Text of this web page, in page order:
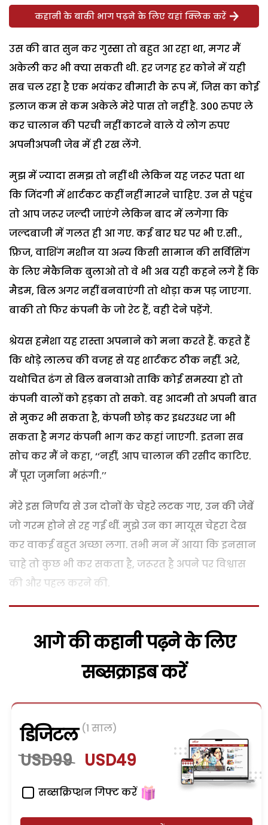
कहानी के बाकी भाग पढ़ने के लिए यहां क्लिक करें
उस की बात सुन कर गुस्सा तो बहुत आ रहा था, मगर मैं
अकेली कर भी क्या सकती थी. हर जगह हर कोने में यही
सब चल रहा है एक भयंकर बीमारी के रूप में, जिस का कोई
इलाज कम से कम अकेले मेरे पास तो नहीं है. 300 रुपए ले
कर चालान की परची नहीं काटने वाले ये लोग रुपए
अपनीअपनी जेब में ही रख लेंगे.
मुझ में ज्यादा समझ तो नहीं थी लेकिन यह जरूर पता था
कि जिंदगी में शार्टकट कहीं नहीं मारने चाहिए. उन से पहुंच
तो आप जरूर जल्दी जाएंगे लेकिन बाद में लगेगा कि
जल्दबाजी में गलत ही आ गए. कई बार घर पर भी ए.सी.,
फ्रिज, वाशिंग मशीन या अन्य किसी सामान की सर्विसिंग
के लिए मेकैनिक बुलाओ तो वे भी अब यही कहने लगे हैं कि
मैडम, बिल अगर नहीं बनवाएंगी तो थोड़ा कम पड़ जाएगा.
बाकी तो फिर कंपनी के जो रेट हैं, वही देने पड़ेंगे.
श्रेयस हमेशा यह रास्ता अपनाने को मना करते हैं. कहते हैं
कि थोड़े लालच की वजह से यह शार्टकट ठीक नहीं. अरे,
यथोचित ढंग से बिल बनवाओ ताकि कोई समस्या हो तो
कंपनी वालों को हड़का तो सको. वह आदमी तो अपनी बात
से मुकर भी सकता है, कंपनी छोड़ कर इधरउधर जा भी
सकता है मगर कंपनी भाग कर कहां जाएगी. इतना सब
सोच कर मैं ने कहा, ‘‘नहीं, आप चालान की रसीद काटिए.
मैं पूरा जुर्माना भरूंगी.’’
मेरे इस निर्णय से उन दोनों के चेहरे लटक गए, उन की जेबें
जो गरम होने से रह गई थीं. मुझे उन का मायूस चेहरा देख
कर वाकई बहुत अच्छा लगा. तभी मन में आया कि इनसान
चाहे तो कुछ भी कर सकता है, जरूरत है अपने पर विश्वास
की और पहल करने की.
आगे की कहानी पढ़ने के लिए
सब्सक्राइब करें
डिजिटल (1 साल)
USD99 USD49
सब्सक्रिप्शन गिफ्ट करें